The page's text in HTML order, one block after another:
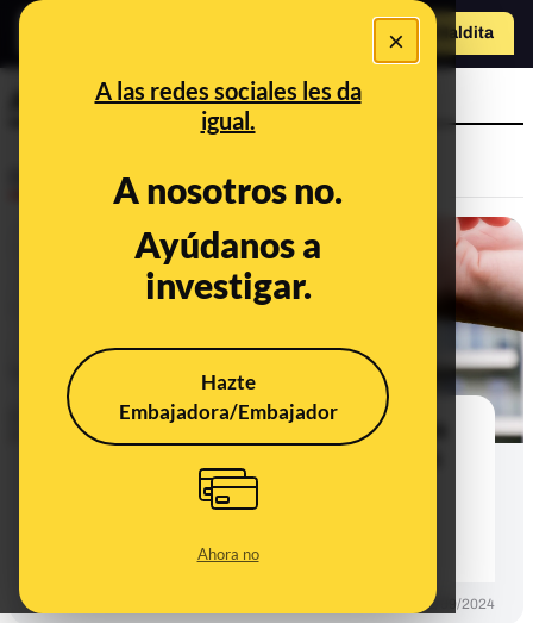
×
A las redes sociales les da
igual.
A nosotros no.
Ayúdanos a
investigar.
Hazte
Embajadora/Embajador
Ahora no
Hazte Maldita
Airbnb
¿Estás buscando una vivienda para
anuncios falsos en Idealista o
Fotocasa y después suplantan a
Booking o Airbnb para engañarte
12/09/2024